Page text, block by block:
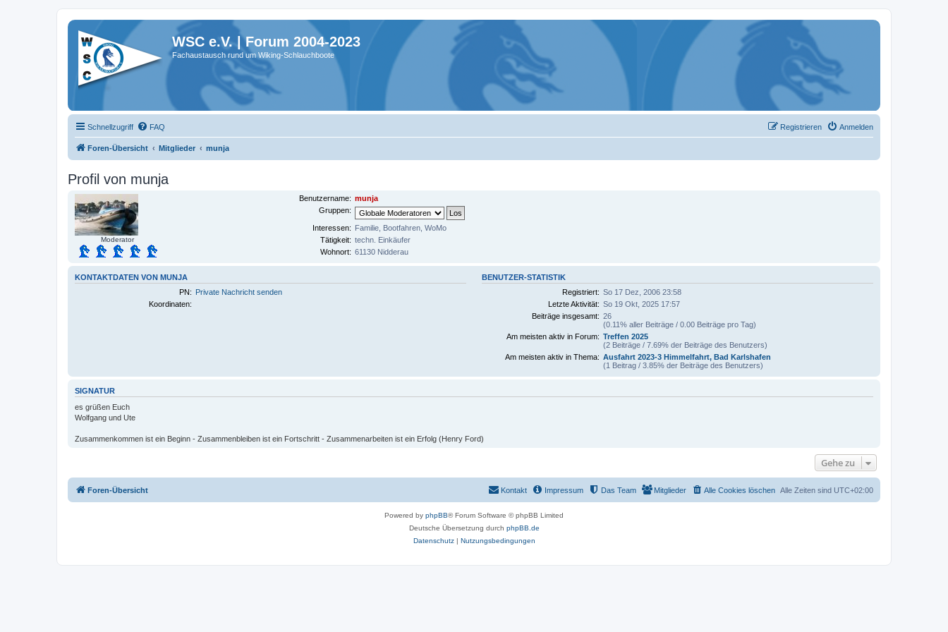
WSC e.V. | Forum 2004-2023
Fachaustausch rund um Wiking-Schlauchboote
Schnellzugriff FAQ Anmelden
Registrieren
Foren-Übersicht Mitglieder munja
Profil von munja
Moderator
Benutzername: munja
Gruppen:
Interessen: Familie, Bootfahren, WoMo
Tätigkeit: techn. Einkäufer
Wohnort: 61130 Nidderau
KONTAKTDATEN VON MUNJA
PN: Private Nachricht senden
Koordinaten:
BENUTZER-STATISTIK
Registriert: So 17 Dez, 2006 23:58
Letzte Aktivität: So 19 Okt, 2025 17:57
Beiträge insgesamt: 26
(0.11% aller Beiträge / 0.00 Beiträge pro Tag)
Am meisten aktiv in Forum: Treffen 2025
(2 Beiträge / 7.69% der Beiträge des Benutzers)
Am meisten aktiv in Thema: Ausfahrt 2023-3 Himmelfahrt, Bad Karlshafen
(1 Beitrag / 3.85% der Beiträge des Benutzers)
SIGNATUR
es grüßen Euch
Wolfgang und Ute
Zusammenkommen ist ein Beginn - Zusammenbleiben ist ein Fortschritt - Zusammenarbeiten ist ein Erfolg (Henry Ford)
Gehe zu
Foren-Übersicht Alle Zeiten sind UTC+02:00
Alle Cookies löschen
Mitglieder
Das Team
Impressum
Kontakt
Powered by phpBB® Forum Software © phpBB Limited
Deutsche Übersetzung durch phpBB.de
Datenschutz| Nutzungsbedingungen